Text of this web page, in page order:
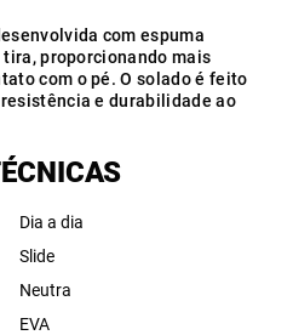
com espuma
proporcionando mais
com o pé. O solado é feito
e durabilidade ao
Dia a dia
Slide
Neutra
EVA